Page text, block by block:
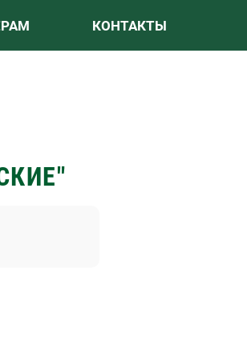
КОНТАКТЫ